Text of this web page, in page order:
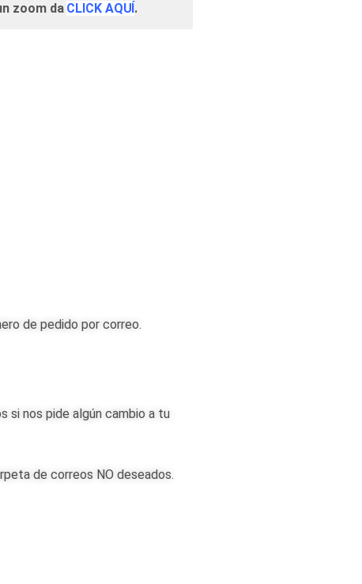
zoom da CLICK AQUÍ .
de pedido por correo.
si nos pide algún cambio a tu
de correos NO deseados.